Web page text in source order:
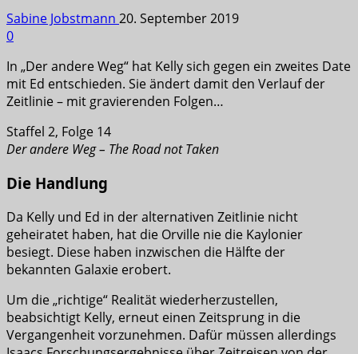
Sabine Jobstmann 20. September 2019
0
In „Der andere Weg“ hat Kelly sich gegen ein zweites Date
mit Ed entschieden. Sie ändert damit den Verlauf der
Zeitlinie – mit gravierenden Folgen…
Staffel 2, Folge 14
Der andere Weg – The Road not Taken
Die Handlung
Da Kelly und Ed in der alternativen Zeitlinie nicht
geheiratet haben, hat die Orville nie die Kaylonier
besiegt. Diese haben inzwischen die Hälfte der
bekannten Galaxie erobert.
Um die „richtige“ Realität wiederherzustellen,
beabsichtigt Kelly, erneut einen Zeitsprung in die
Vergangenheit vorzunehmen. Dafür müssen allerdings